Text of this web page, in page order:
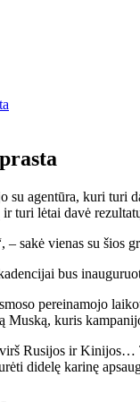
su agentūra, kuri turi
turi lėtai davė
– sakė vienas su šios
bus
pereinamojo
Muską, kuris
Rusijos ir Kinijos…
didelę karinę